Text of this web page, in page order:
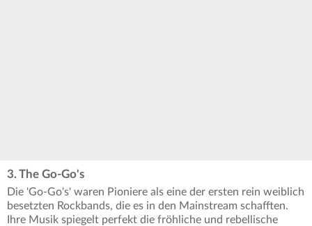
3. The Go-Go's
Die 'Go-Go's' waren Pioniere als eine der ersten rein weiblich
besetzten Rockbands, die es in den Mainstream schafften.
Ihre Musik spiegelt perfekt die fröhliche und rebellische